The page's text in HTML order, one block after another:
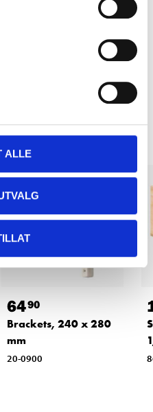
ALLE
also bought
6490
Brackets, 240 x 280
mm
20-0900